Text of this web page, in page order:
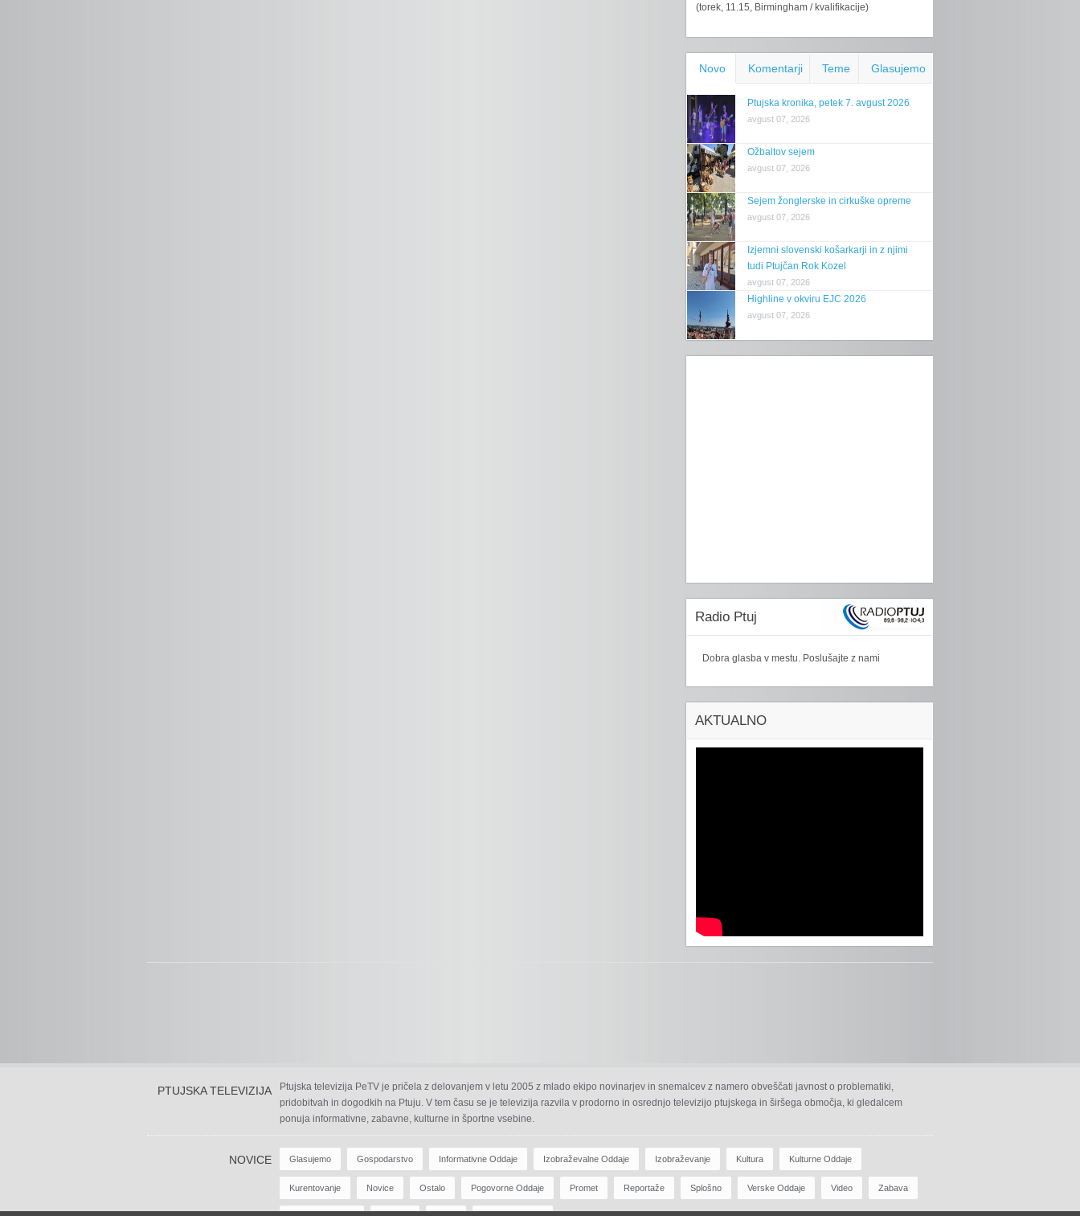
(torek, 11.15, Birmingham / kvalifikacije)
Novo Komentarji Teme Glasujemo
Ptujska kronika, petek 7. avgust 2026
avgust 07, 2026
Ožbaltov sejem
avgust 07, 2026
Sejem žonglerske in cirkuške opreme
avgust 07, 2026
Izjemni slovenski košarkarji in z njimi
tudi Ptujčan Rok Kozel
avgust 07, 2026
Highline v okviru EJC 2026
avgust 07, 2026
Radio Ptuj
Dobra glasba v mestu. Poslušajte z nami
AKTUALNO
PTUJSKA TELEVIZIJA
Ptujska televizija PeTV je pričela z delovanjem v letu 2005 z mlado ekipo novinarjev in snemalcev z namero obveščati javnost o problematiki,
pridobitvah in dogodkih na Ptuju. V tem času se je televizija razvila v prodorno in osrednjo televizijo ptujskega in širšega območja, ki gledalcem
ponuja informativne, zabavne, kulturne in športne vsebine.
NOVICE Glasujemo Gospodarstvo Informativne Oddaje Izobraževalne Oddaje Izobraževanje Kultura Kulturne Oddaje
Kurentovanje Novice Ostalo Pogovorne Oddaje Promet Reportaže Splošno Verske Oddaje Video Zabava